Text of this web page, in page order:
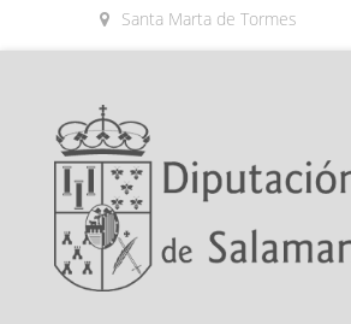
Santa Marta de Tormes